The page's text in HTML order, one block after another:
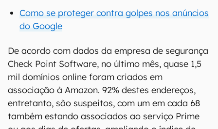
Como se proteger contra golpes nos anúncios
do Google
De acordo com dados da empresa de segurança
Check Point Software, no último mês, quase 1,5
mil domínios online foram criados em
associação à Amazon. 92% destes endereços,
entretanto, são suspeitos, com um em cada 68
também estando associados ao serviço Prime